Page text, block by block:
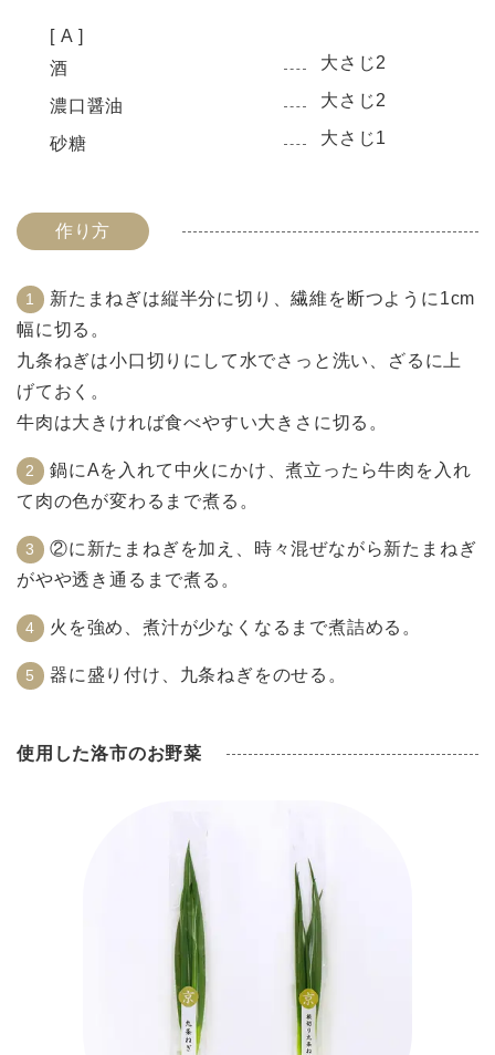
[ A ]
酒
大さじ2
濃口醤油 大さじ2
砂糖 大さじ1
作り方
新たまねぎは縦半分に切り、繊維を断つように1cm
幅に切る。
九条ねぎは小口切りにして水でさっと洗い、ざるに上
げておく。
牛肉は大きければ食べやすい大きさに切る。
鍋にAを入れて中火にかけ、煮立ったら牛肉を入れ
て肉の色が変わるまで煮る。
②に新たまねぎを加え、時々混ぜながら新たまねぎ
がやや透き通るまで煮る。
火を強め、煮汁が少なくなるまで煮詰める。
器に盛り付け、九条ねぎをのせる。
使用した洛市のお野菜